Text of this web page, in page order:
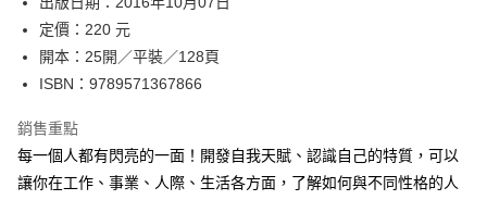
付款後7-11取貨
每筆NT$60，滿NT$499(含以上)免運費
宅配
每筆NT$100，滿NT$499(含以上)免運費
定價：220 元
開本：25開／平裝／128頁
ISBN：9789571367866
銷售重點
每一個人都有閃亮的一面！開發自我天賦、認識自己的特質，可以
讓你在工作、事業、人際、生活各方面，了解如何與不同性格的人